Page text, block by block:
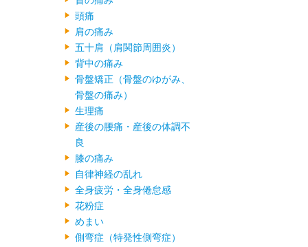
頭痛
肩の痛み
五十肩（肩関節周囲炎）
背中の痛み
骨盤矯正（骨盤のゆがみ、
骨盤の痛み）
生理痛
産後の腰痛・産後の体調不
良
膝の痛み
自律神経の乱れ
全身疲労・全身倦怠感
花粉症
めまい
側弯症（特発性側弯症）